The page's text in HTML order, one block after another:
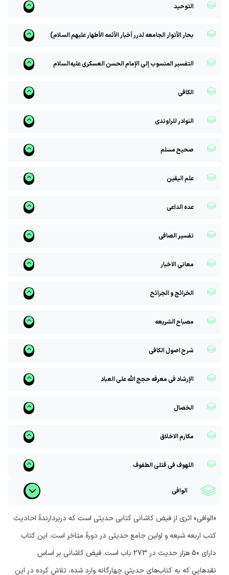
التوحید
بحار الأنوار الجامعه لدرر أخبار الأئمه الأطهار علیهم السلام)
التفسیر المنسوب إلى الإمام الحسن العسکری علیه‌السلام
الکافی
النوادر للراوندی
صحیح مسلم
علم الیقین
عده الداعی
تفسیر الصافی
معانی الاخبار
الخرائج و الجرائح
مصباح الشریعه
شرح اصول الکافی
الإرشاد فی معرفه حجج الله على العباد
الخصال
مکارم الاخلاق
اللهوف فی قتلى الطفوف
الوافی
«الوافی» اثری از فیض کاشانی کتابی حدیثی است که دربردارندۀ احادیث
کتب اربعه شیعه و اولین جامع حدیثی در دورۀ متاخر است. این کتاب
دارای 50 هزار حدیث در 273 باب است. فیض کاشانی بر اساس
نقدهایی که به کتاب‌های حدیثی چهارگانه وارد شده، تلاش کرده در این